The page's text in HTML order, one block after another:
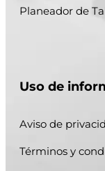
Planeador de
Uso de
Aviso de
Términos y